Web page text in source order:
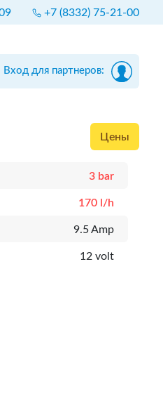
+7 (8332) 75-21-00
Вход для партнеров:
Цены
3 bar
170 l/h
9.5 Amp
12 volt